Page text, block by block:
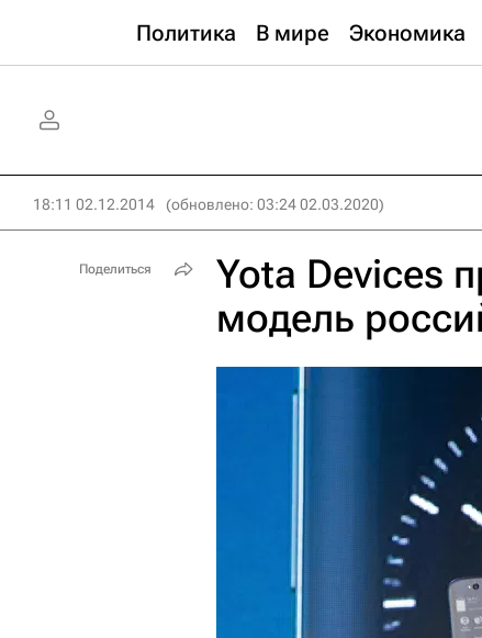
Политика В мире Экономика
18:11 02.12.2014 (обновлено: 03:24 02.03.2020)
Yota Devices
модель
Поделиться